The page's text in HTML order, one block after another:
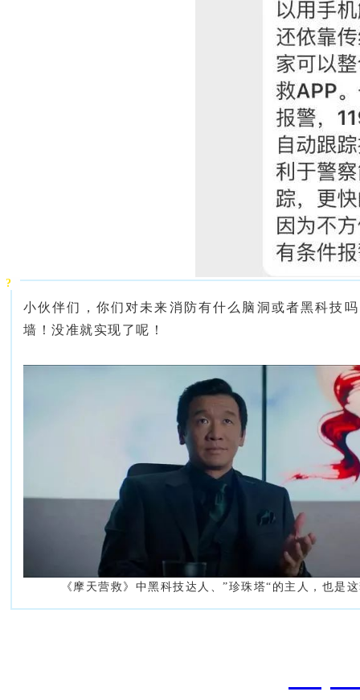
?
小伙伴们，你们对未来消防有什么脑洞或者黑科技
墙！没准就实现了呢！
《摩天营救》中黑科技达人、”珍珠塔“的主人，也是